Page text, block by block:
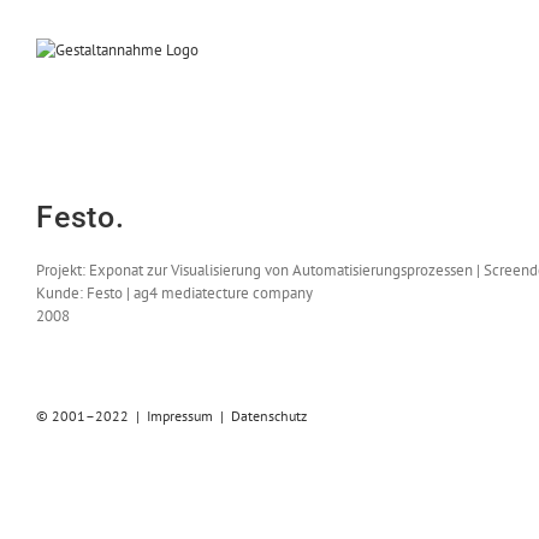
springen
Festo.
Projekt: Exponat zur Visualisierung von Automatisierungsprozessen |
Kunde: Festo | ag4 mediatecture company
2008
© 2001–2022 | Impressum | Datenschutz